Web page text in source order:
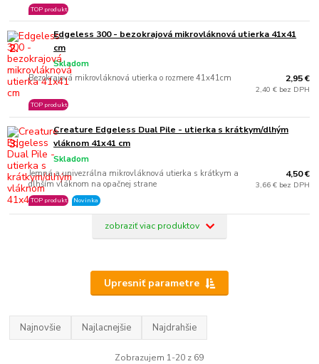
TOP produkt
2.
Edgeless 300 - bezokrajová mikrovláknová utierka 41x41
cm
Bezokrajová mikrovláknová utierka o rozmere 41x41cm
Skladom
TOP produkt
2,95 €
2,40 € bez DPH
3.
Creature Edgeless Dual Pile - utierka s krátkym/dlhým
vláknom 41x41 cm
Jemná a univezrálna mikrovláknová utierka s krátkym a
dlhším vláknom na opačnej strane
Skladom
TOP produkt Novinka
4,50 €
3,66 € bez DPH
zobraziť viac produktov
Upresniť parametre
Najnovšie Najlacnejšie Najdrahšie
Zobrazujem 1-20 z 69